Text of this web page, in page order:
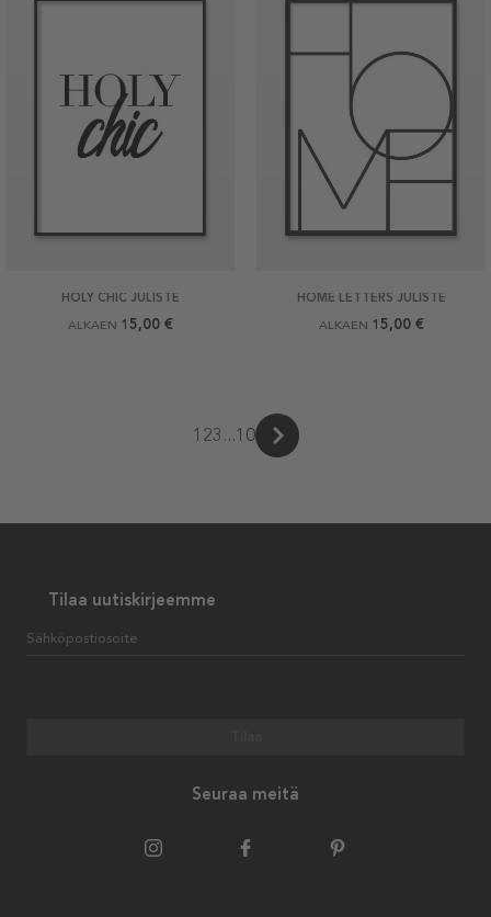
HOLY CHIC JULISTE
ALKAEN 15,00 €
HOME LETTERS JULISTE
ALKAEN 15,00 €
1 23 ...10
Tilaa uutiskirjeemme
Sähköpostiosoite
Seuraa meitä